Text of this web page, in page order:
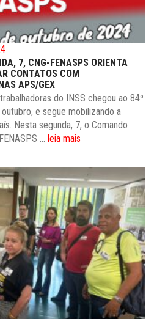
7, CNG-FENASPS ORIENTA
CONTATOS COM
APS/GEX
do INSS chegou ao 84º
e segue mobilizando a
Nesta segunda, 7, o Comando
... leia mais